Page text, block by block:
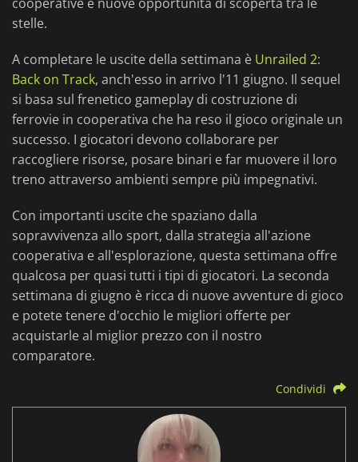
stelle.
A completare le uscite della settimana è Unrailed 2:
Back on Track, anch'esso in arrivo l'11 giugno. Il sequel
si basa sul frenetico gameplay di costruzione di
ferrovie in cooperativa che ha reso il gioco originale un
successo. I giocatori devono collaborare per
raccogliere risorse, posare binari e far muovere il loro
treno attraverso ambienti sempre più impegnativi.
Con importanti uscite che spaziano dalla
sopravvivenza allo sport, dalla strategia all'azione
cooperativa e all'esplorazione, questa settimana offre
qualcosa per quasi tutti i tipi di giocatori. La seconda
settimana di giugno è ricca di nuove avventure di gioco
e potete tenere d'occhio le migliori offerte per
acquistarle al miglior prezzo con il nostro
comparatore.
Condividi